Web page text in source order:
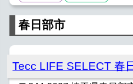
春日部市
Tecc LIFE SELECT 春